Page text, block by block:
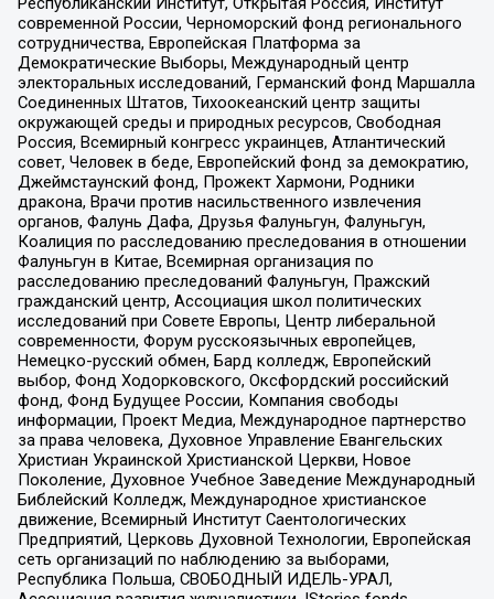
современной России, Черноморский фонд регионального
сотрудничества, Европейская Платформа за
Демократические Выборы, Международный центр
электоральных исследований, Германский фонд Маршалла
Соединенных Штатов, Тихоокеанский центр защиты
окружающей среды и природных ресурсов, Свободная
Россия, Всемирный конгресс украинцев, Атлантический
совет, Человек в беде, Европейский фонд за демократию,
Джеймстаунский фонд, Прожект Хармони, Родники
дракона, Врачи против насильственного извлечения
органов, Фалунь Дафа, Друзья Фалуньгун, Фалуньгун,
Коалиция по расследованию преследования в отношении
Фалуньгун в Китае, Всемирная организация по
расследованию преследований Фалуньгун, Пражский
гражданский центр, Ассоциация школ политических
исследований при Совете Европы, Центр либеральной
современности, Форум русскоязычных европейцев,
Немецко-русский обмен, Бард колледж, Европейский
выбор, Фонд Ходорковского, Оксфордский российский
фонд, Фонд Будущее России, Компания свободы
информации, Проект Медиа, Международное партнерство
за права человека, Духовное Управление Евангельских
Христиан Украинской Христианской Церкви, Новое
Поколение, Духовное Учебное Заведение Международный
Библейский Колледж, Международное христианское
движение, Всемирный Институт Саентологических
Предприятий, Церковь Духовной Технологии, Европейская
сеть организаций по наблюдению за выборами,
Республика Польша, СВОБОДНЫЙ ИДЕЛЬ-УРАЛ,